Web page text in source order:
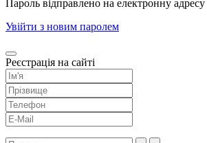
Пароль відправлено на електронну адресу
Увійти з новим паролем
Реєстрація на сайті